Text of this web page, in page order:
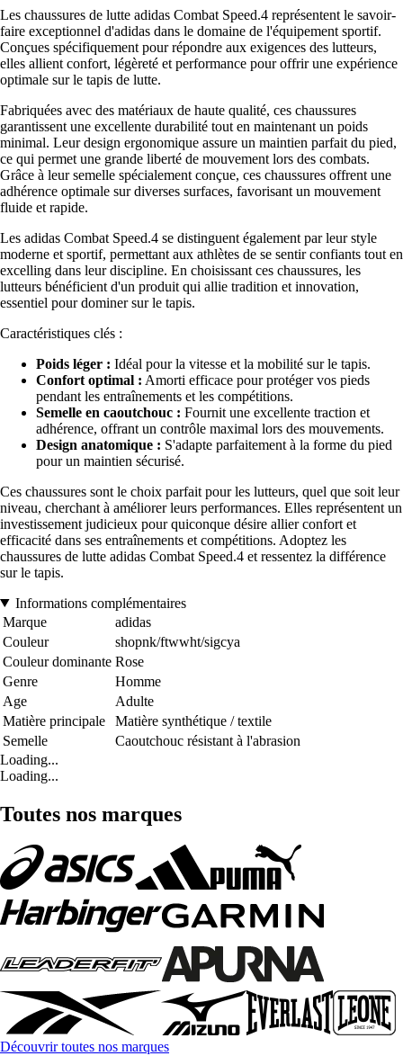
Les chaussures de lutte adidas Combat Speed.4 représentent le savoir-
faire exceptionnel d'adidas dans le domaine de l'équipement sportif.
Conçues spécifiquement pour répondre aux exigences des lutteurs,
elles allient confort, légèreté et performance pour offrir une expérience
optimale sur le tapis de lutte.
Fabriquées avec des matériaux de haute qualité, ces chaussures
garantissent une excellente durabilité tout en maintenant un poids
minimal. Leur design ergonomique assure un maintien parfait du pied,
ce qui permet une grande liberté de mouvement lors des combats.
Grâce à leur semelle spécialement conçue, ces chaussures offrent une
adhérence optimale sur diverses surfaces, favorisant un mouvement
fluide et rapide.
Les adidas Combat Speed.4 se distinguent également par leur style
moderne et sportif, permettant aux athlètes de se sentir confiants tout en
excelling dans leur discipline. En choisissant ces chaussures, les
lutteurs bénéficient d'un produit qui allie tradition et innovation,
essentiel pour dominer sur le tapis.
Caractéristiques clés :
Poids léger : Idéal pour la vitesse et la mobilité sur le tapis.
Confort optimal : Amorti efficace pour protéger vos pieds
pendant les entraînements et les compétitions.
Semelle en caoutchouc : Fournit une excellente traction et
adhérence, offrant un contrôle maximal lors des mouvements.
Design anatomique : S'adapte parfaitement à la forme du pied
pour un maintien sécurisé.
Ces chaussures sont le choix parfait pour les lutteurs, quel que soit leur
niveau, cherchant à améliorer leurs performances. Elles représentent un
investissement judicieux pour quiconque désire allier confort et
efficacité dans ses entraînements et compétitions. Adoptez les
chaussures de lutte adidas Combat Speed.4 et ressentez la différence
sur le tapis.
Informations complémentaires
Marque
adidas
Couleur
shopnk/ftwwht/sigcya
Couleur dominante Rose
Genre
Homme
Age
Adulte
Matière principale
Matière synthétique / textile
Semelle
Caoutchouc résistant à l'abrasion
Loading...
Loading...
Toutes nos marques
Découvrir toutes nos marques